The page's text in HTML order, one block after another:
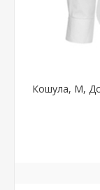
Кошула, М,